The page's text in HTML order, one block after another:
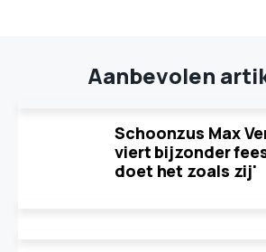
Aanbevolen
Schoonzus Max
viert bijzonder
doet het zoals zij'